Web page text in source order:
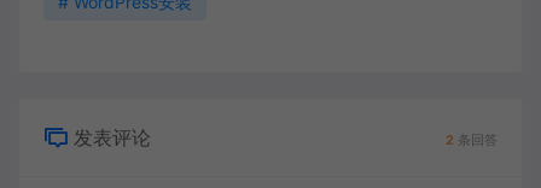
发表评论 2 条回答